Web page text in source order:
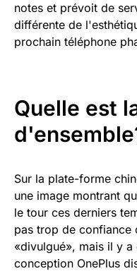
notes et prévoit de
différente de
prochain téléphone
Quelle est
Sur la plate-forme
une image montrant
le tour ces derniers
pas trop de confiance
«divulgué», mais il y
conception OnePlus